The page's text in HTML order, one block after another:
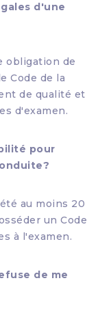
d'une
obligation de
Code de la
de qualité et
d'examen.
pour
au moins 20
un Code
à l'examen.
de me